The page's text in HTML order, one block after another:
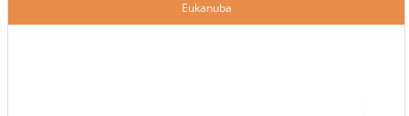
Eukanuba